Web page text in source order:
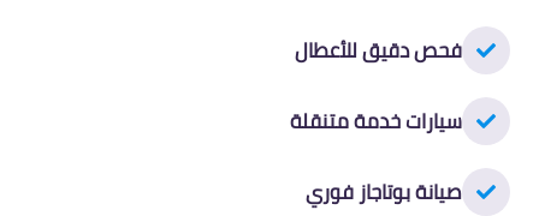
فحص دقيق للأعطال
سيارات خدمة متنقلة
صيانة بوتاجاز فوري